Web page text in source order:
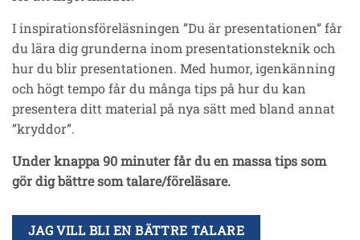
I inspirationsföreläsningen ”Du är presentationen” får
du lära dig grunderna inom presentationsteknik och
hur du blir presentationen. Med humor, igenkänning
och högt tempo får du många tips på hur du kan
presentera ditt material på nya sätt med bland annat
”kryddor”.
Under knappa 90 minuter får du en massa tips som
gör dig bättre som talare/föreläsare.
JAG VILL BLI EN BÄTTRE TALARE